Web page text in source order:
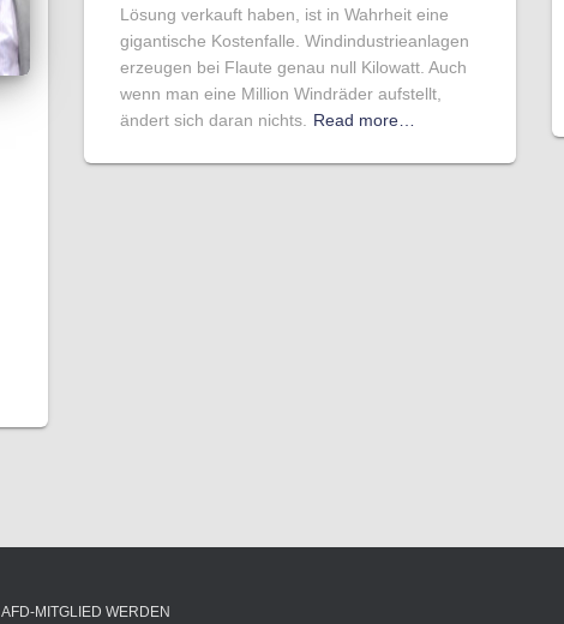
Lösung verkauft haben, ist in Wahrheit eine
gigantische Kostenfalle. Windindustrieanlagen
erzeugen bei Flaute genau null Kilowatt. Auch
wenn man eine Million Windräder aufstellt,
ändert sich daran nichts. Read more…
AFD-MITGLIED WERDEN